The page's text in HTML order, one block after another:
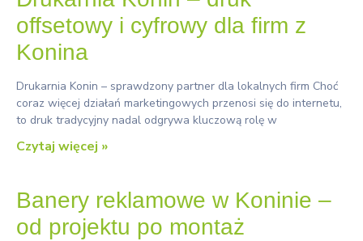
offsetowy i cyfrowy dla firm z
Konina
Drukarnia Konin – sprawdzony partner dla lokalnych firm Choć
coraz więcej działań marketingowych przenosi się do internetu,
to druk tradycyjny nadal odgrywa kluczową rolę w
Czytaj więcej »
Banery reklamowe w Koninie –
od projektu po montaż